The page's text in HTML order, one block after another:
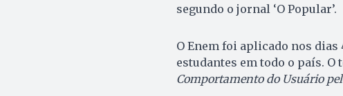
segundo o jornal ‘O Popular’.
O Enem foi aplicado nos dias
estudantes em todo o país. O
Comportamento do Usuário